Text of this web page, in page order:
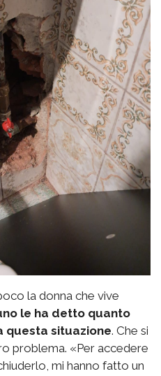
la donna che vive
le ha detto quanto
questa situazione. Che si
problema. «Per accedere
mi hanno fatto un